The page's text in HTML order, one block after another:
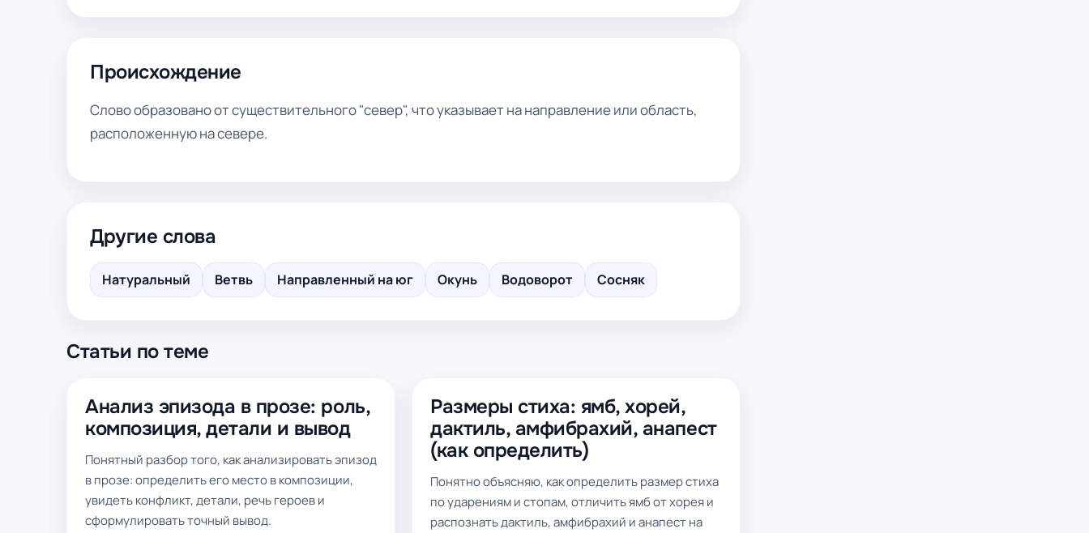
Происхождение
Слово образовано от существительного "север", что указывает на направление или область,
расположенную на севере.
Другие слова
Натуральный Ветвь Направленный на юг Окунь Водоворот Сосняк
Статьи по теме
Анализ эпизода в прозе: роль,
композиция, детали и вывод
Понятный разбор того, как анализировать эпизод
в прозе: определить его место в композиции,
увидеть конфликт, детали, речь героев и
сформулировать точный вывод.
Размеры стиха: ямб, хорей,
дактиль, амфибрахий, анапест
(как определить)
Понятно объясняю, как определить размер стиха
по ударениям и стопам, отличить ямб от хорея и
распознать дактиль, амфибрахий и анапест на